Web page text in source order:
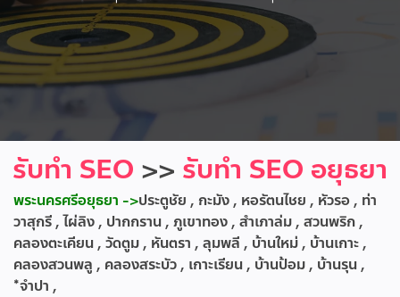
รับทำ SEO >> รับทำ SEO อยุธยา
พระนครศรีอยุธยา ->ประตูชัย , กะมัง , หอรัตนไชย , หัวรอ , ท่า
วาสุกรี , ไผ่ลิง , ปากกราน , ภูเขาทอง , สำเภาล่ม , สวนพริก ,
คลองตะเคียน , วัดตูม , หันตรา , ลุมพลี , บ้านใหม่ , บ้านเกาะ ,
คลองสวนพลู , คลองสระบัว , เกาะเรียน , บ้านป้อม , บ้านรุน ,
*จำปา ,